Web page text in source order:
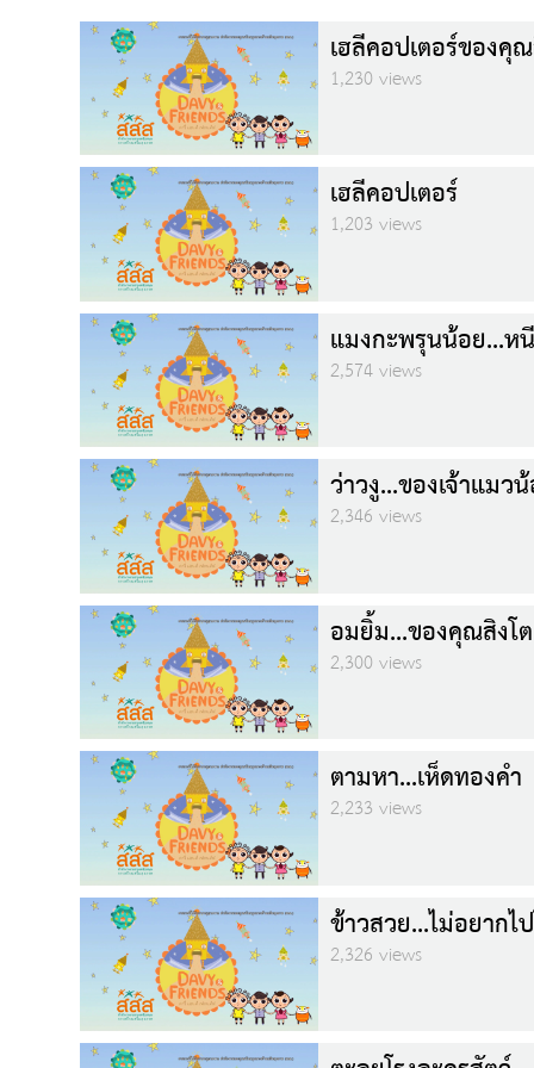
เฮลีคอปเตอร์ของคุ
1,230 views
เฮลีคอปเตอร์
1,203 views
แมงกะพรุนน้อย...ห
2,574 views
ว่าวงู...ของเจ้าแมว
2,346 views
อมยิ้ม...ของคุณสิงโต
2,300 views
ตามหา...เห็ดทองคำ
2,233 views
ข้าวสวย...ไม่อยากไ
2,326 views